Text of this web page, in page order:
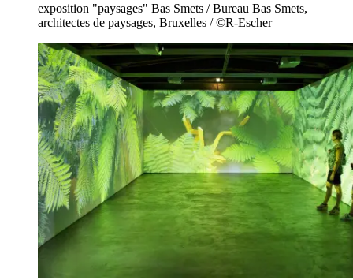
exposition "paysages" Bas Smets / Bureau Bas Smets,
architectes de paysages, Bruxelles / ©R-Escher